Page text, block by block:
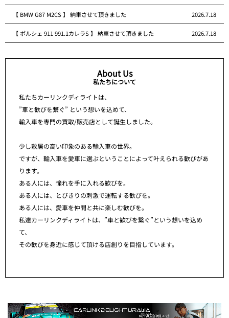
【 BMW G87 M2CS 】 納車させて頂きました 2026.7.18
【 ポルシェ 911 991.1カレラS 】 納車させて頂きました 2026.7.18
About Us
私たちについて
私たちカーリンクディライトは、
”車と歓びを繋ぐ” という想いを込めて、
輸入車を専門の買取/販売店として誕生しました。
少し敷居の高い印象のある輸入車の世界。
ですが、輸入車を愛車に選ぶということによって叶えられる歓びがあ
ります。
ある人には、憧れを手に入れる歓びを。
ある人には、とびきりの刺激で運転する歓びを。
ある人には、愛車を仲間と共に楽しむ歓びを。
私達カーリンクディライトは、”車と歓びを繋ぐ”という想いを込め
て、
その歓びを身近に感じて頂ける店創りを目指しています。